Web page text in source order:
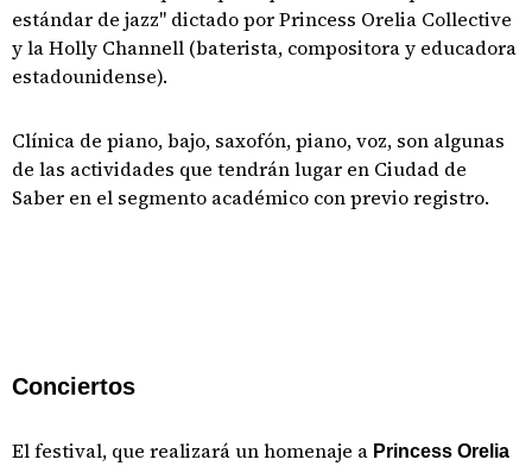
estándar de jazz" dictado por Princess Orelia Collective
y la Holly Channell (baterista, compositora y educadora
estadounidense).
Clínica de piano, bajo, saxofón, piano, voz, son algunas
de las actividades que tendrán lugar en Ciudad de
Saber en el segmento académico con previo registro.
Conciertos
El festival, que realizará un homenaje a Princess Orelia